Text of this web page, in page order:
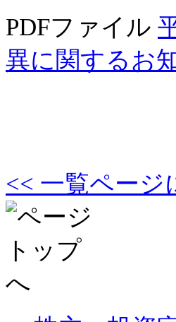
PDFファイル
異に関するお
<< 一覧ページ